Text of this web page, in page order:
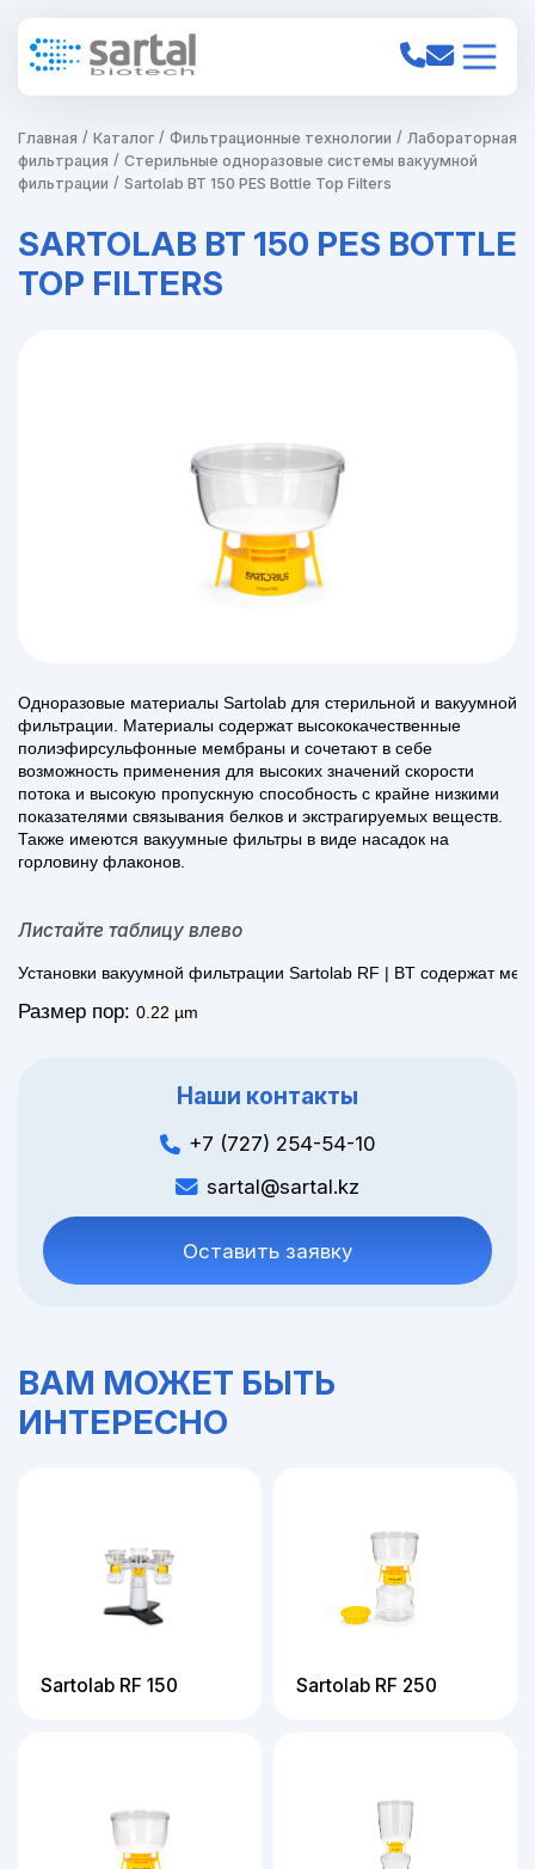
Главная Каталог Фильтрационные технологии
Лабораторная
фильтрация
Стерильные одноразовые системы вакуумной
фильтрации
Sartolab BT 150 PES Bottle Top Filters
SARTOLAB BT 150 PES BOTTLE
TOP FILTERS
Одноразовые материалы Sartolab для стерильной и вакуумной
фильтрации. Материалы содержат высококачественные
полиэфирсульфонные мембраны и сочетают в себе
возможность применения для высоких значений скорости
потока и высокую пропускную способность с крайне низкими
показателями связывания белков и экстрагируемых веществ.
Также имеются вакуумные фильтры в виде насадок на
горловину флаконов.
Листайте таблицу влево
Установки вакуумной фильтрации Sartolab RF | BT содержат
Размер пор: 0.22 µm
Наши контакты
+7 (727) 254-54-10
sartal@sartal.kz
Оставить заявку
ВАМ МОЖЕТ БЫТЬ
ИНТЕРЕСНО
Sartolab RF 150 Sartolab RF 250